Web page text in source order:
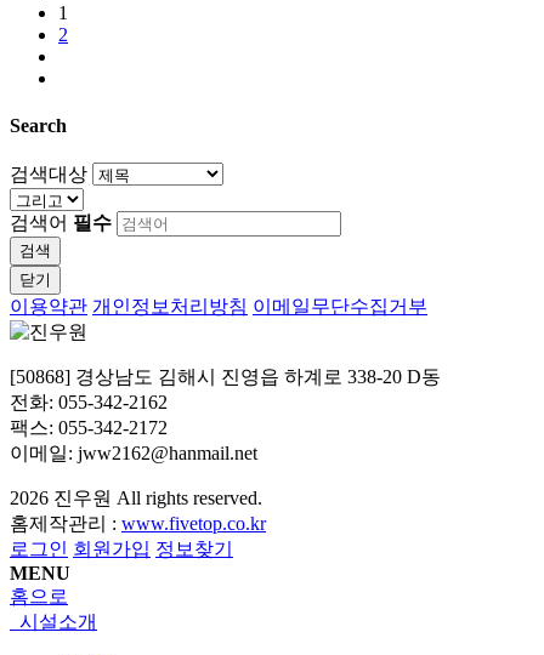
1
2
Search
검색대상
검색어 필수
검색
닫기
이용약관 개인정보처리방침 이메일무단수집거부
[50868] 경상남도 김해시 진영읍 하계로 338-20 D동
전화: 055-342-2162
팩스: 055-342-2172
이메일: jww2162@hanmail.net
2026 진우원 All rights reserved.
홈제작관리 : www.fivetop.co.kr
로그인 회원가입 정보찾기
MENU
홈으로
시설소개